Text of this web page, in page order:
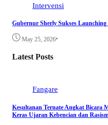
Intervensi
Gubernur Sherly Sukses
May 25, 2026•
Latest Posts
Fangare
Kesultanan Ternate Angkat Bicara
Keras Ujaran Kebencian dan